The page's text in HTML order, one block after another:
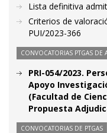
Lista definitiva
Criterios de
PUI/2023-366
CONVOCATORIAS PTGAS DE
PRI-054/2023.
Apoyo
(Facultad de
Propuesta
CONVOCATORIAS DE PTGAS